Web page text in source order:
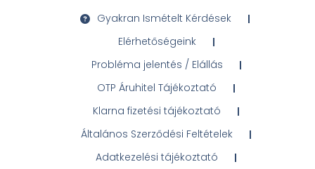
Gyakran Ismételt Kérdések
Elérhetőségeink
Probléma jelentés / Elállás
OTP Áruhitel Tájékoztató
Klarna fizetési tájékoztató
Általános Szerződési Feltételek
Adatkezelési tájékoztató